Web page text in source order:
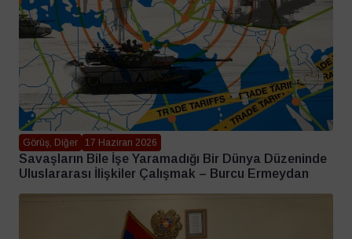
Görüş, Diğer 17 Haziran 2026
Savaşların Bile İşe Yaramadığı Bir Dünya Düzeninde
Uluslararası İlişkiler Çalışmak – Burcu Ermeydan